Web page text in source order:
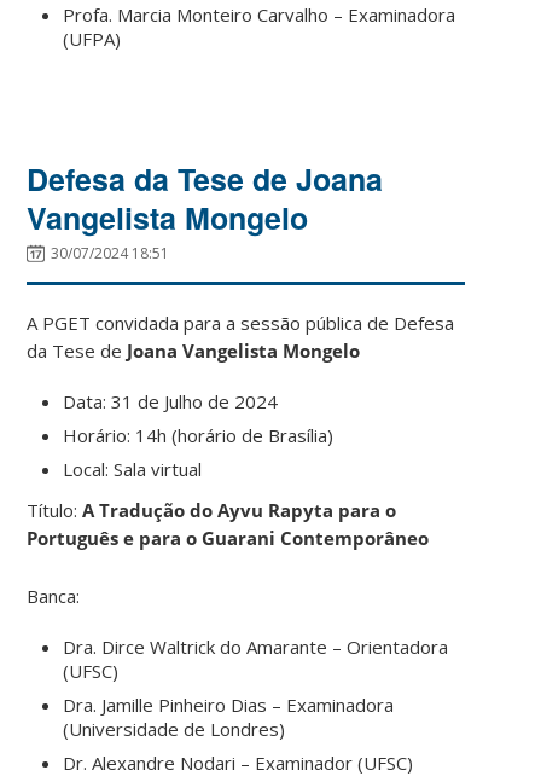
Profa. Marcia Monteiro Carvalho – Examinadora
(UFPA)
Defesa da Tese de Joana
Vangelista Mongelo
30/07/2024 18:51
A PGET convidada para a sessão pública de Defesa
da Tese de Joana Vangelista Mongelo
Data: 31 de Julho de 2024
Horário: 14h (horário de Brasília)
Local: Sala virtual
Título:A Tradução do Ayvu Rapyta para o
Português e para o Guarani Contemporâneo
Banca:
Dra. Dirce Waltrick do Amarante – Orientadora
(UFSC)
Dra. Jamille Pinheiro Dias – Examinadora
(Universidade de Londres)
Dr. Alexandre Nodari – Examinador (UFSC)